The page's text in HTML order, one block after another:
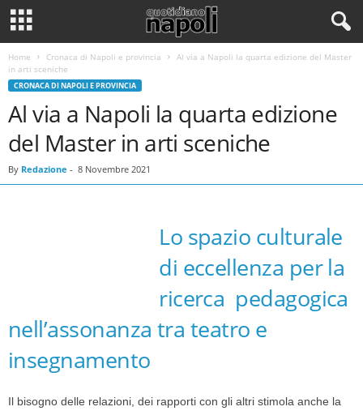
Home Cronaca di Napoli e provincia
Al via a Napoli la quarta edizione del Master
in arti sceniche
CRONACA DI NAPOLI E PROVINCIA
Al via a Napoli la quarta edizione
del Master in arti sceniche
By Redazione - 8 Novembre 2021
Lo spazio culturale
di eccellenza per la
ricerca pedagogica
nell’assonanza tra teatro e
insegnamento
Il bisogno delle relazioni, dei rapporti con gli altri stimola anche la